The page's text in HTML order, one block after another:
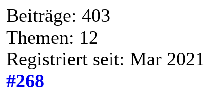
Beiträge: 403
Themen: 12
Registriert seit: Mar 2021
#268